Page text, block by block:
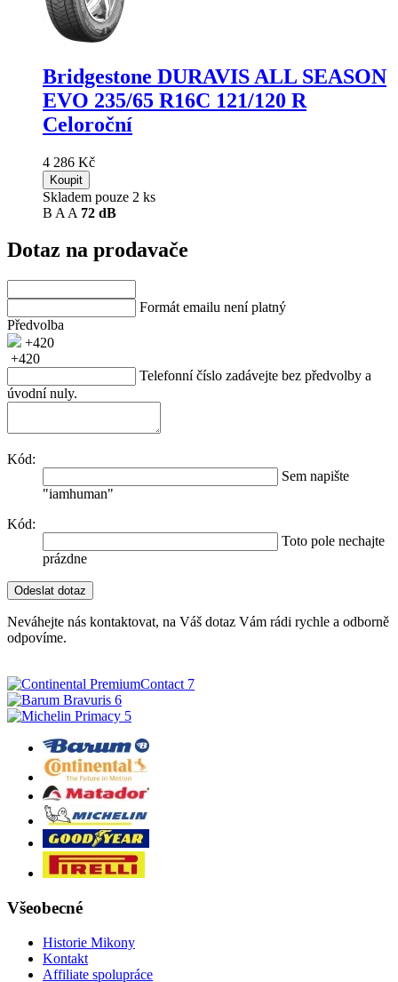
Bridgestone DURAVIS ALL SEASON
EVO 235/65 R16C 121/120 R
Celoroční
4 286 Kč
Koupit
Skladem pouze 2 ks
B A A 72 dB
Dotaz na prodavače
Formát emailu není platný
Předvolba
+420
+420
Telefonní číslo zadávejte bez předvolby a
úvodní nuly.
Kód:
Sem napište
"iamhuman"
Kód:
Toto pole nechajte
prázdne
Neváhejte nás kontaktovat, na Váš dotaz Vám rádi rychle a odborně
odpovíme.
Všeobecné
Historie Mikony
Kontakt
Affiliate spolupráce